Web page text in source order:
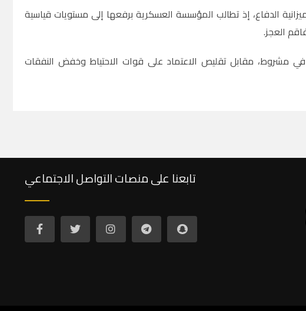
الدفاع، إذ تطالب المؤسسة العسكرية برفعها إلى مستويات قياسية
العجز.
مشروط، مقابل تقليص الاعتماد على قوات الاحتياط وخفض النفقات
تابعنا على منصات التواصل الاجتماعي